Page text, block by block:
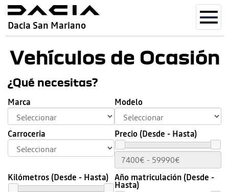
Dacia San Mariano
Vehículos de Ocasión
¿Qué necesitas?
Marca Modelo
Carroceria Precio (Desde - Hasta)
Kilómetros (Desde - Hasta) Año matriculación (Desde -
Hasta)